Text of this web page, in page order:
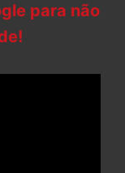
para não